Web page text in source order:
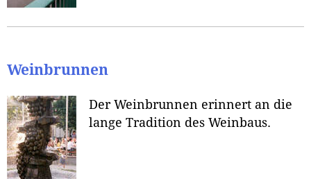
Weinbrunnen
Der Weinbrunnen erinnert an die
lange Tradition des Weinbaus.